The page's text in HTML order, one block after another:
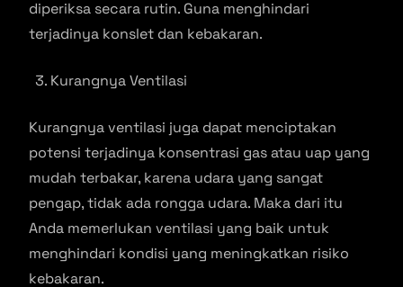
diperiksa secara rutin. Guna menghindari
terjadinya konslet dan kebakaran.
Kurangnya Ventilasi
Kurangnya ventilasi juga dapat menciptakan
potensi terjadinya konsentrasi gas atau uap yang
mudah terbakar, karena udara yang sangat
pengap, tidak ada rongga udara. Maka dari itu
Anda memerlukan ventilasi yang baik untuk
menghindari kondisi yang meningkatkan risiko
kebakaran.